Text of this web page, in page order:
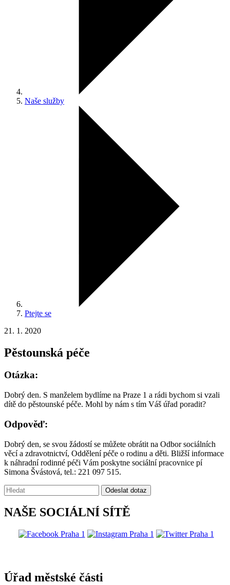
Naše služby
Ptejte se
21. 1. 2020
Pěstounská péče
Otázka:
Dobrý den. S manželem bydlíme na Praze 1 a rádi bychom si vzali
dítě do pěstounské péče. Mohl by nám s tím Váš úřad poradit?
Odpověď:
Dobrý den, se svou žádostí se můžete obrátit na Odbor sociálních
věcí a zdravotnictví, Oddělení péče o rodinu a děti. Bližší informace
k náhradní rodinné péči Vám poskytne sociální pracovnice pí
Simona Švástová, tel.: 221 097 515.
Vyhledávání:
Odeslat dotaz
NAŠE SOCIÁLNÍ SÍTĚ
Úřad městské části